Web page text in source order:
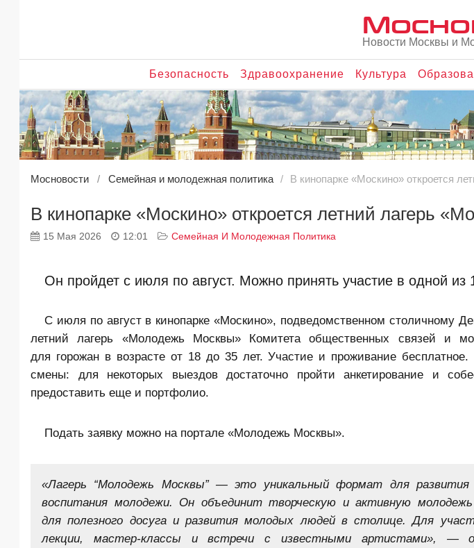
Новости Москвы и
Безопасность Здравоохранение Культура
Мосновости Семейная и молодежная политика В кинопарке «Москино» откроется
В кинопарке «Москино» откроется летний лагерь
15 Мая 2026 12:01 Семейная И Молодежная Политика
Он пройдет с июля по август. Можно принять участие в одной из
С июля по август в кинопарке «Москино», подведомственном столичному
летний лагерь «Молодежь Москвы» Комитета общественных связей и
для горожан в возрасте от 18 до 35 лет. Участие и проживание
смены: для некоторых выездов достаточно пройти анкетирование и
предоставить еще и портфолио.
Подать заявку можно на портале «Молодежь Москвы».
«Лагерь “Молодежь Москвы” — это уникальный формат для развития
воспитания молодежи. Он объединит творческую и активную
для полезного досуга и развития молодых людей в столице. Для
лекции, мастер-классы и встречи с известными артистами», —